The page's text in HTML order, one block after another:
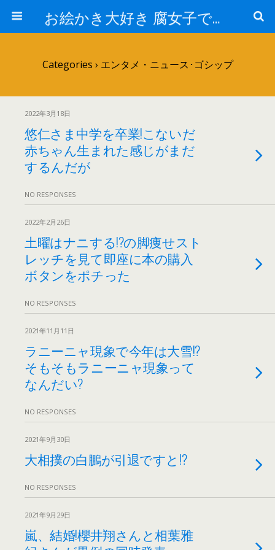
お絵かき大好き 腐女子でゲーマーのおかしな生活
Categories › エンタメ・ニュース･ゴシップ
2022年3月18日
悠仁さま中学を卒業!こないだ
赤ちゃん生まれた感じがまだ
するんだが
NO RESPONSES
2022年2月26日
土曜はナニする!?の脚痩せスト
レッチを見て即座に本の購入
ボタンをポチった
NO RESPONSES
2021年11月11日
ラニーニャ現象で今年は大雪!?
そもそもラニーニャ現象って
なんだい?
NO RESPONSES
2021年9月30日
大相撲の白鵬が引退ですと!?
NO RESPONSES
2021年9月29日
嵐、結婚!櫻井翔さんと相葉雅